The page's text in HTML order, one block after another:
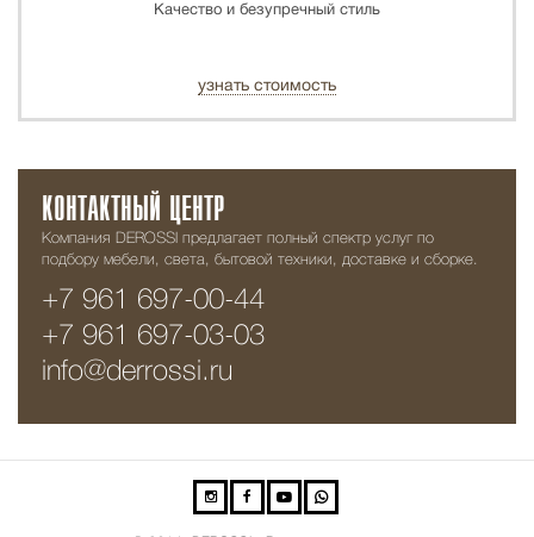
Качество и безупречный стиль
узнать стоимость
КОНТАКТНЫЙ ЦЕНТР
Компания DEROSSI предлагает полный спектр услуг по
подбору мебели, света, бытовой техники, доставке и сборке.
+7 961 697-00-44
+7 961 697-03-03
info@derrossi.ru